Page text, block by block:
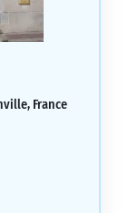
France